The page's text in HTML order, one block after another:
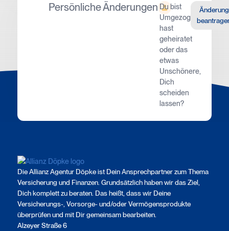
Persönliche Änderungen Du bist
Umgezogen,
hast
geheiratet
oder das
etwas
Unschönere,
Dich
scheiden
lassen?
Änderung
Die Allianz Agentur Döpke ist Dein Ansprechpartner zum Thema
Versicherung und Finanzen. Grundsätzlich haben wir das Ziel,
Dich komplett zu beraten. Das heißt, dass wir Deine
Versicherungs-, Vorsorge- und/oder Vermögensprodukte
überprüfen und mit Dir gemeinsam bearbeiten.
Alzeyer Straße 6